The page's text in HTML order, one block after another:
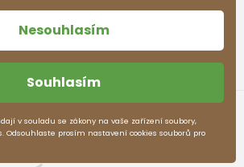
© 2026. WebdesignLitvanyi.sk.
Nesouhlasím
Souhlasím
v souladu se zákony na vaše zařízení soubory,
Odsouhlaste prosím nastavení cookies souborů pro